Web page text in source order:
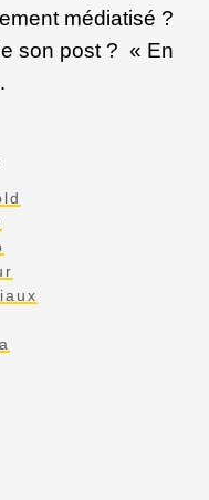
médiatisé ?
son post ? « En